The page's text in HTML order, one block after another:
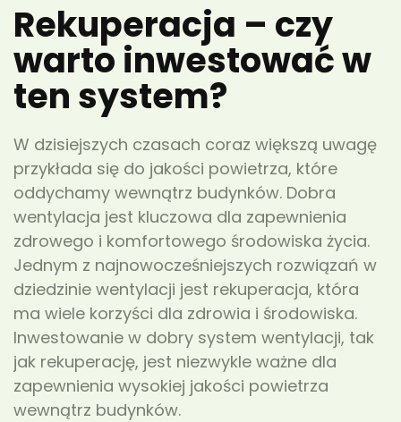
Rekuperacja – czy
warto inwestować w
ten system?
W dzisiejszych czasach coraz większą uwagę
przykłada się do jakości powietrza, które
oddychamy wewnątrz budynków. Dobra
wentylacja jest kluczowa dla zapewnienia
zdrowego i komfortowego środowiska życia.
Jednym z najnowocześniejszych rozwiązań w
dziedzinie wentylacji jest rekuperacja, która
ma wiele korzyści dla zdrowia i środowiska.
Inwestowanie w dobry system wentylacji, tak
jak rekuperację, jest niezwykle ważne dla
zapewnienia wysokiej jakości powietrza
wewnątrz budynków.